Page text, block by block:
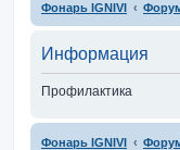
Фонарь IGNIVI
Информация
Профилактика
Фонарь IGNIVI